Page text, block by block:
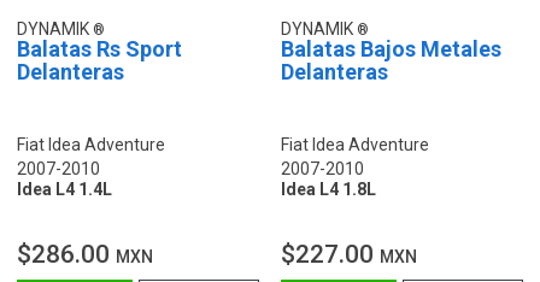
DYNAMIK
Balatas Rs Sport
Delanteras
Fiat Idea Adventure
2007-2010
Idea L4 1.4L
$286.00 MXN
DYNAMIK
Balatas Bajos Metales
Delanteras
Fiat Idea Adventure
2007-2010
Idea L4 1.8L
$227.00 MXN